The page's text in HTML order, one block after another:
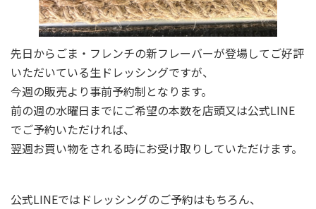
先日からごま・フレンチの新フレーバーが登場してご好評
いただいている生ドレッシングですが、
今週の販売より事前予約制となります。
前の週の水曜日までにご希望の本数を店頭又は公式LINE
でご予約いただければ、
翌週お買い物をされる時にお受け取りしていただけます。
公式LINEではドレッシングのご予約はもちろん、